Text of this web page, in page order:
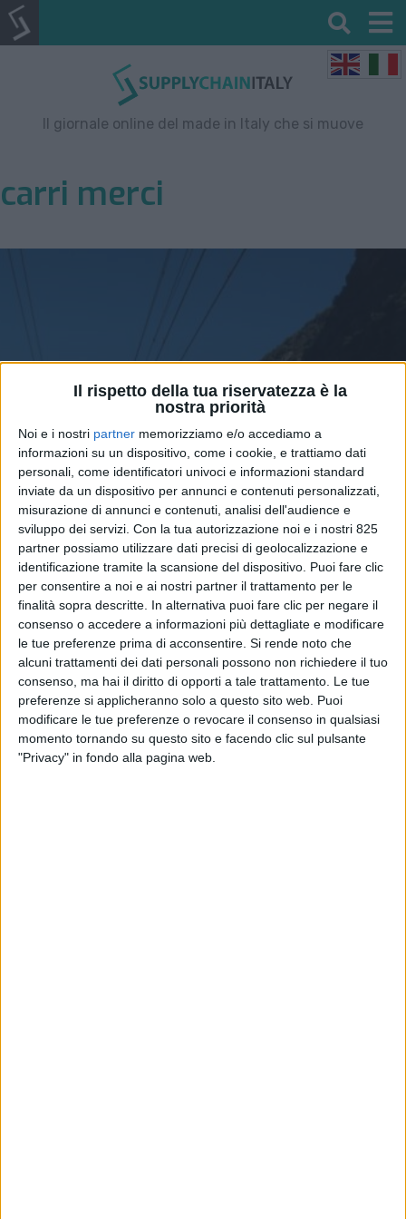
Il rispetto della tua riservatezza è la
nostra priorità
Noi e i nostri partner memorizziamo e/o accediamo a
informazioni su un dispositivo, come i cookie, e trattiamo dati
personali, come identificatori univoci e informazioni standard
inviate da un dispositivo per annunci e contenuti personalizzati,
misurazione di annunci e contenuti, analisi dell'audience e
sviluppo dei servizi. Con la tua autorizzazione noi e i nostri 825
partner possiamo utilizzare dati precisi di geolocalizzazione e
identificazione tramite la scansione del dispositivo. Puoi fare clic
per consentire a noi e ai nostri partner il trattamento per le
finalità sopra descritte. In alternativa puoi fare clic per negare il
consenso o accedere a informazioni più dettagliate e modificare
le tue preferenze prima di acconsentire. Si rende noto che
alcuni trattamenti dei dati personali possono non richiedere il tuo
consenso, ma hai il diritto di opporti a tale trattamento. Le tue
preferenze si applicheranno solo a questo sito web. Puoi
modificare le tue preferenze o revocare il consenso in qualsiasi
momento tornando su questo sito e facendo clic sul pulsante
"Privacy" in fondo alla pagina web.
Il giornale online del made in Italy che si muove
carri merci
La Svizzera introduce nuove
misure con effetto
immediato sul trasporto
ferroviario merci
TRASPORTI 15 SETTEMBRE 2025